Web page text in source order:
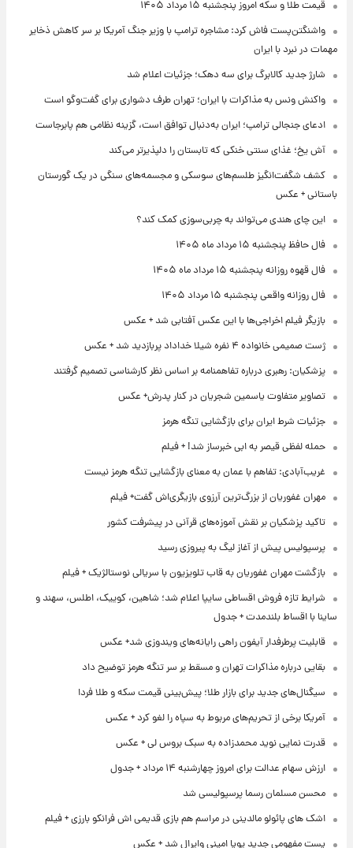
قیمت طلا و سکه امروز پنجشنبه ۱۵ مرداد ۱۴۰۵
واشنگتن‌پست فاش کرد: مشاجره ترامپ با وزیر جنگ آمریکا بر سر کاهش ذخایر
مهمات در نبرد با ایران
شارژ جدید کالابرگ برای سه دهک؛ جزئیات اعلام شد
واکنش ونس به مذاکرات با ایران؛ تهران طرف دشواری برای گفت‌وگو است
ادعای جنجالی ترامپ؛ ایران به‌دنبال توافق است، گزینه نظامی هم پابرجاست
آش یخ؛ غذای سنتی خنکی که تابستان را دلپذیرتر می‌کند
کشف شگفت‌انگیز طلسم‌های سوسکی و مجسمه‌های سنگی در یک گورستان
باستانی + عکس
این چای هندی می‌تواند به چربی‌سوزی کمک کند؟
فال حافظ پنجشنبه ۱۵ مرداد ماه ۱۴۰۵
فال قهوه روزانه پنجشنبه ۱۵ مرداد ماه ۱۴۰۵
فال روزانه واقعی پنجشنبه ۱۵ مرداد ۱۴۰۵
بازیگر فیلم اخراجی‌ها با این عکس آفتابی شد + عکس
ژست صمیمی خانواده ۴ نفره شیلا خداداد پربازدید شد + عکس
پزشکیان: رهبری درباره تفاهمنامه بر اساس نظر کارشناسی تصمیم گرفتند
تصاویر متفاوت یاسمین شجریان در کنار پدرش+ عکس
جزئیات شرط ایران برای بازگشایی تنگه هرمز
حمله لفظی قیصر به ابی خبرساز شد! + فیلم
غریب‌آبادی: تفاهم با عمان به معنای بازگشایی تنگه هرمز نیست
مهران غفوریان از بزرگ‌ترین آرزوی بازیگری‌اش گفت+ فیلم
تاکید پزشکیان بر نقش آموزه‌های قرآنی در پیشرفت کشور
پرسپولیس پیش از آغاز لیگ به پیروزی رسید
بازگشت مهران غفوریان به قاب تلویزیون با سریالی نوستالژیک + فیلم
شرایط تازه فروش اقساطی سایپا اعلام شد؛ شاهین، کوییک، اطلس، سهند و
ساینا با اقساط بلندمدت + جدول
قابلیت پرطرفدار آیفون راهی رایانه‌های ویندوزی شد+ عکس
بقایی درباره مذاکرات تهران و مسقط بر سر تنگه هرمز توضیح داد
سیگنال‌های جدید برای بازار طلا؛ پیش‌بینی قیمت سکه و طلا فردا
آمریکا برخی از تحریم‌های مربوط به سپاه را لغو کرد + عکس
قدرت نمایی نوید محمدزاده به سبک بروس لی + عکس
ارزش سهام عدالت برای امروز چهارشنبه ۱۴ مرداد + جدول
محسن مسلمان رسما پرسپولیسی شد
اشک های پائولو مالدینی در مراسم هم بازی قدیمی اش فرانکو بارزی + فیلم
پست مفهومی جدید پویا امینی وایرال شد + عکس